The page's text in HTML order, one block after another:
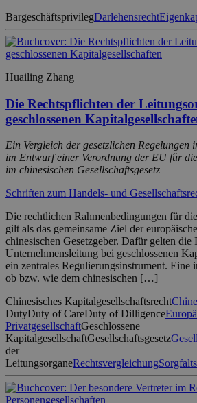
BargeschäftsprivilegDarlehensrecht
Huailing Zhang
Die Rechtspflichten der
geschlossenen
Ein Vergleich der gesetzlichen Regelungen
im Entwurf einer Verordnung der EU für
im chinesischen Gesellschaftsgesetz
Schriften zum Handels- und
Die rechtlichen Rahmenbedingungen für
gilt als das gemeinsame Ziel der
chinesischen Gesetzgeber. Dafür gelten die
Unternehmensleitung bei geschlossenen
ein zentrales Regulierungsinstrument. Eine
ob bzw. wie dem chinesischen […]
Chinesisches Kapitalgesellschaftsrecht
DutyDuty of CareDuty of Dilligence
PrivatgesellschaftGeschlossene
KapitalgesellschaftGesellschaftsgesetz
der
LeitungsorganeRechtsvergleichung